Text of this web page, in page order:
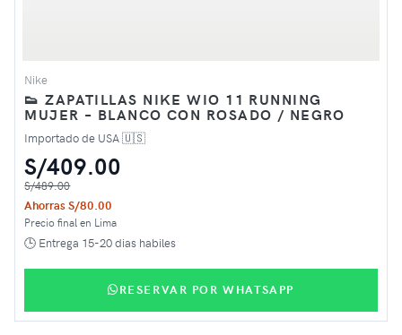
Nike
👟 ZAPATILLAS NIKE WIO 11 RUNNING
MUJER – BLANCO CON ROSADO / NEGRO
Importado de USA 🇺🇸
S/409.00
S/489.00
Ahorras S/80.00
Precio final en Lima
🕒 Entrega 15-20 dias habiles
RESERVAR POR WHATSAPP